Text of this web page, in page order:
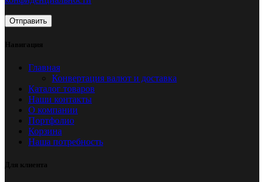
Навигация
Главная
Конвертация валют и доставка
Каталог товаров
Наши контакты
О компании
Портфолио
Корзина
Наша потребность
Для клиента